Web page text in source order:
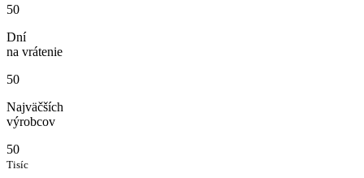
50
Dní
na vrátenie
50
Najväčších
výrobcov
50
Tisíc